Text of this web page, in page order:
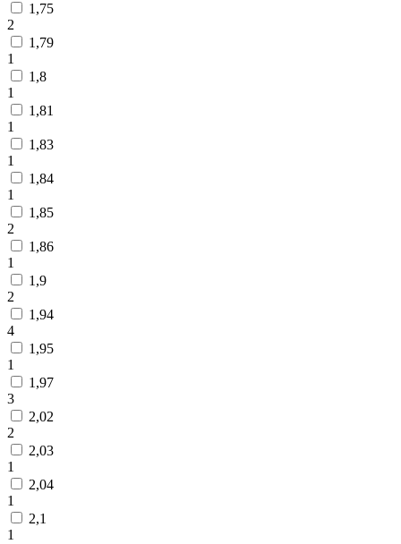
1,75
2
1,79
1
1,8
1
1,81
1
1,83
1
1,84
1
1,85
2
1,86
1
1,9
2
1,94
4
1,95
1
1,97
3
2,02
2
2,03
1
2,04
1
2,1
1